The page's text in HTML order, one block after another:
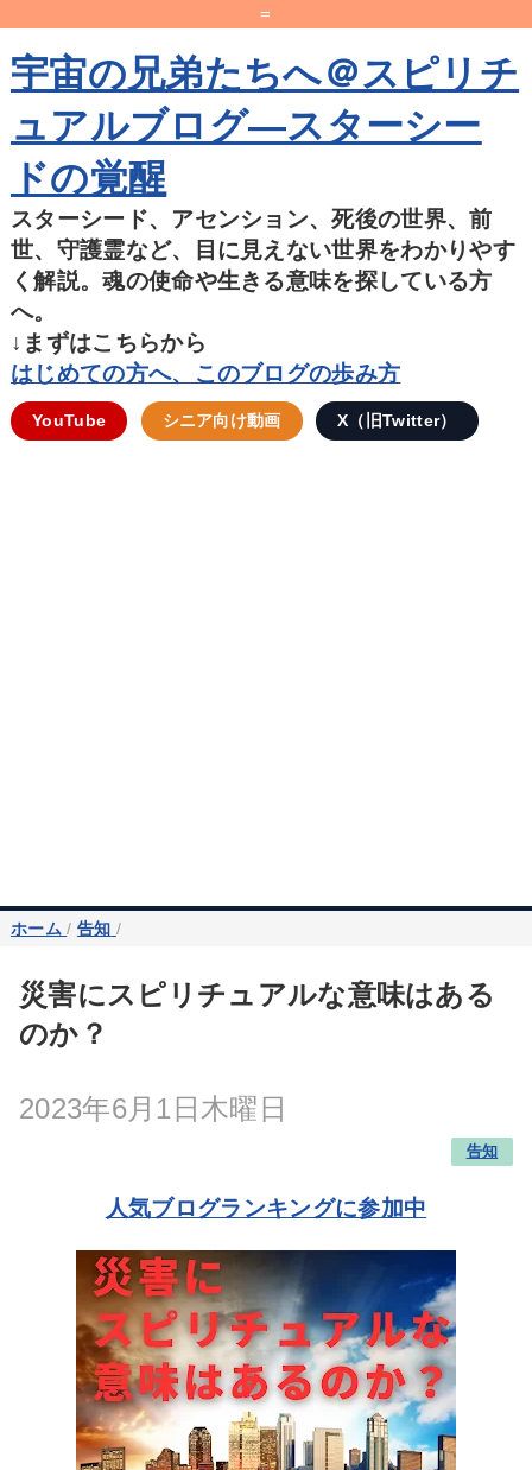
=
宇宙の兄弟たちへ＠スピリチ
ュアルブログ―スターシー
ドの覚醒
スターシード、アセンション、死後の世界、前
世、守護霊など、目に見えない世界をわかりやす
く解説。魂の使命や生きる意味を探している方
へ。
↓まずはこちらから
はじめての方へ、このブログの歩み方
YouTube シニア向け動画 X（旧Twitter）
ホーム / 告知 /
災害にスピリチュアルな意味はある
のか？
2023年6月1日木曜日
告知
人気ブログランキングに参加中